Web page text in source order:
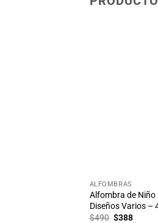
ALFOMBRAS
Alfombra de
Diseños Varios –
$490 El
$388El